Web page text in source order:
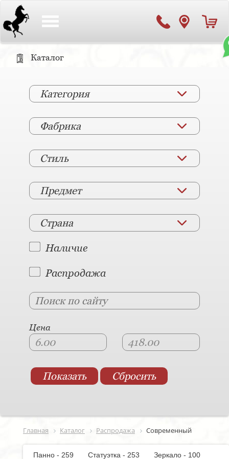
Каталог
Категория
Фабрика
Стиль
Предмет
Страна
Наличие
Распродажа
Цена
Главная Каталог Распродажа Современный
Панно - 259 Статуэтка - 253
Зеркало - 100